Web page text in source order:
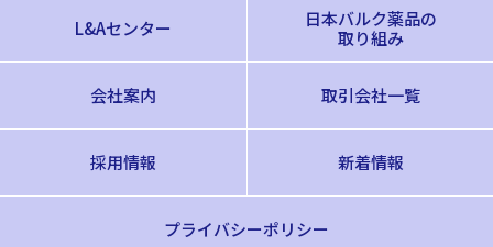
L&Aセンター
日本バルク薬品の
取り組み
会社案内 取引会社一覧
採用情報 新着情報
プライバシーポリシー